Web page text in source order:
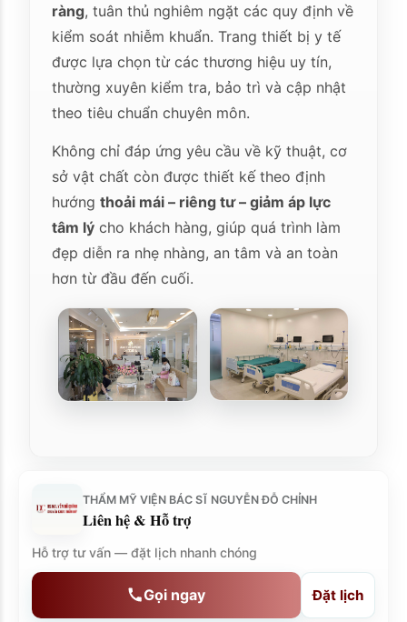
ràng, tuân thủ nghiêm ngặt các quy định về
kiểm soát nhiễm khuẩn. Trang thiết bị y tế
được lựa chọn từ các thương hiệu uy tín,
thường xuyên kiểm tra, bảo trì và cập nhật
theo tiêu chuẩn chuyên môn.
Không chỉ đáp ứng yêu cầu về kỹ thuật, cơ
sở vật chất còn được thiết kế theo định
hướngthoải mái – riêng tư – giảm áp lực
tâm lý cho khách hàng, giúp quá trình làm
đẹp diễn ra nhẹ nhàng, an tâm và an toàn
hơn từ đầu đến cuối.
THẨM MỸ VIỆN BÁC SĨ NGUYỄN ĐỖ CHỈNH
Liên hệ & Hỗ trợ
Hỗ trợ tư vấn — đặt lịch nhanh chóng
Gọi ngay Đặt lịch